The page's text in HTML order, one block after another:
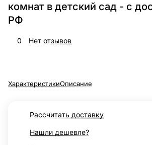
комнат в детский сад - с
РФ
0 Нет отзывов
ХарактеристикиОписание
Рассчитать доставку
Нашли дешевле?